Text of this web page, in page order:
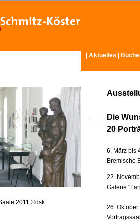
Aktuelles
2011 ©dsk
Die
20
6. März bis
Bremische
22.
Galerie
26.